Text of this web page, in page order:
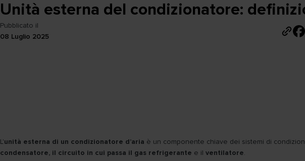
Unità esterna del condizionatore:
Pubblicato il
08 Luglio 2025
L'unità esterna di un condizionatore d’aria è un componente chiave dei sistemi di
condensatore, il circuito in cui passa il gas refrigerante e il ventilatore.